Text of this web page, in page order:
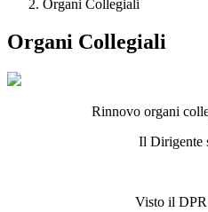
Organi Collegiali
Organi Collegiali
Rinnovo organi
Il Dirigente
Visto il